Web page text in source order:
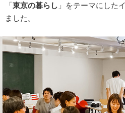
「東京の暮らし 」をテーマにした
ました。